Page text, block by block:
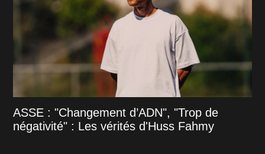
ASSE : "Changement d’ADN", "Trop de
négativité" : Les vérités d'Huss Fahmy